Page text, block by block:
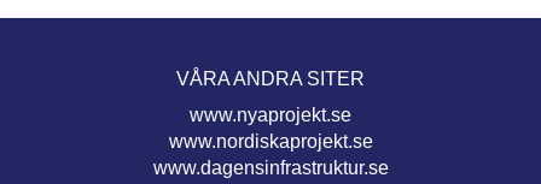
VÅRA ANDRA SITER
www.nyaprojekt.se
www.nordiskaprojekt.se
www.dagensinfrastruktur.se